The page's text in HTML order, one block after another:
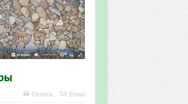
Печать Email